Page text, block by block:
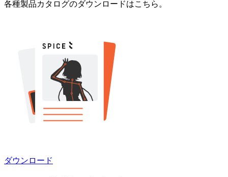
各種製品カタログのダウンロードはこちら。
ダウンロード